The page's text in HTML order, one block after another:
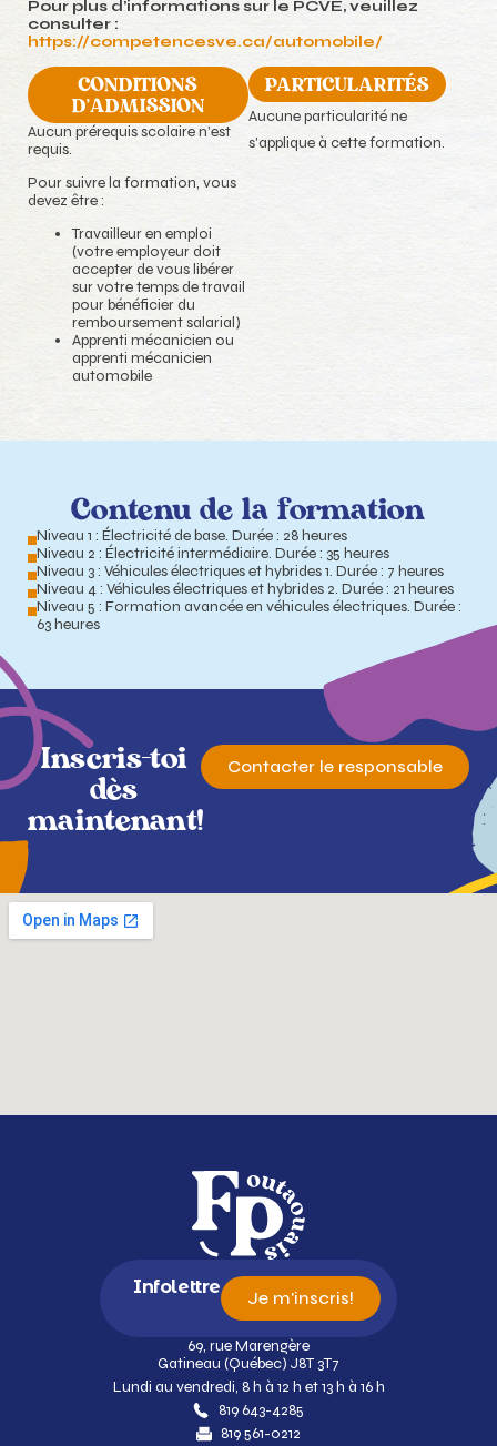
Pour plus d’informations sur le PCVÉ, veuillez
consulter :
https://competencesve.ca/automobile/
CONDITIONS
D'ADMISSION
Aucun prérequis scolaire n’est
requis.
Pour suivre la formation, vous
devez être :
Travailleur en emploi
(votre employeur doit
accepter de vous libérer
sur votre temps de travail
pour bénéficier du
remboursement salarial)
Apprenti mécanicien ou
apprenti mécanicien
automobile
PARTICULARITÉS
Aucune particularité ne
s'applique à cette formation.
Contenu de la formation
Niveau 1 : Électricité de base. Durée : 28 heures
Niveau 2 : Électricité intermédiaire. Durée : 35 heures
Niveau 3 : Véhicules électriques et hybrides 1. Durée : 7 heures
Niveau 4 : Véhicules électriques et hybrides 2. Durée : 21 heures
Niveau 5 : Formation avancée en véhicules électriques. Durée :
63 heures
Inscris-toi
dès
maintenant!
Contacter le responsable
Infolettre
Je m'inscris!
69, rue Marengère
Gatineau (Québec) J8T 3T7
Lundi au vendredi, 8 h à 12 h et 13 h à 16 h
819 643-4285
819 561-0212